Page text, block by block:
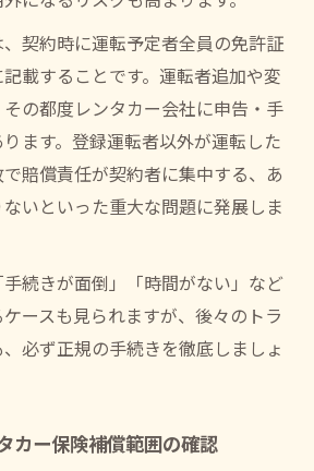
契約時に運転予定者全員の免許証
載することです。運転者追加や変
の都度レンタカー会社に申告・手
ます。登録運転者以外が運転した
賠償責任が契約者に集中する、あ
いといった重大な問題に発展しま
続きが面倒」「時間がない」など
ースも見られますが、後々のトラ
必ず正規の手続きを徹底しましょ
カー保険補償範囲の確認